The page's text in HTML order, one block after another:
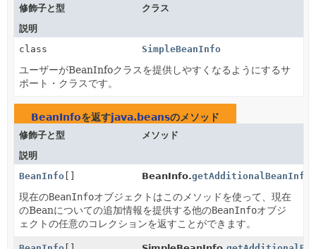
修飾子と型
クラス
説明
class
SimpleBeanInfo
ユーザーがBeanInfoクラスを提供しやすくなるようにするサ
ポート・クラスです。
BeanInfoを返すjava.beansのメソッド
修飾子と型
メソッド
説明
BeanInfo [] BeanInfo.getAdditionalBeanInfo
現在のBeanInfoオブジェクトはこのメソッドを使って、現在
のBeanについての追加情報を提供する他のBeanInfoオブジ
ェクトの任意のコレクションを返すことができます。